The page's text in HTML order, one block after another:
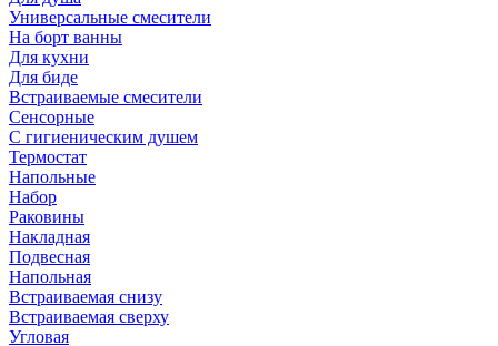
Универсальные смесители
На борт ванны
Для кухни
Для биде
Встраиваемые смесители
Сенсорные
С гигиеническим душем
Термостат
Напольные
Набор
Раковины
Накладная
Подвесная
Напольная
Встраиваемая снизу
Встраиваемая сверху
Угловая